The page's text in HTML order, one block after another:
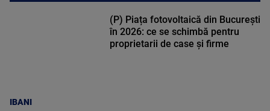
IBANI
(P) Piața fotovoltaică din București
în 2026: ce se schimbă pentru
proprietarii de case și firme